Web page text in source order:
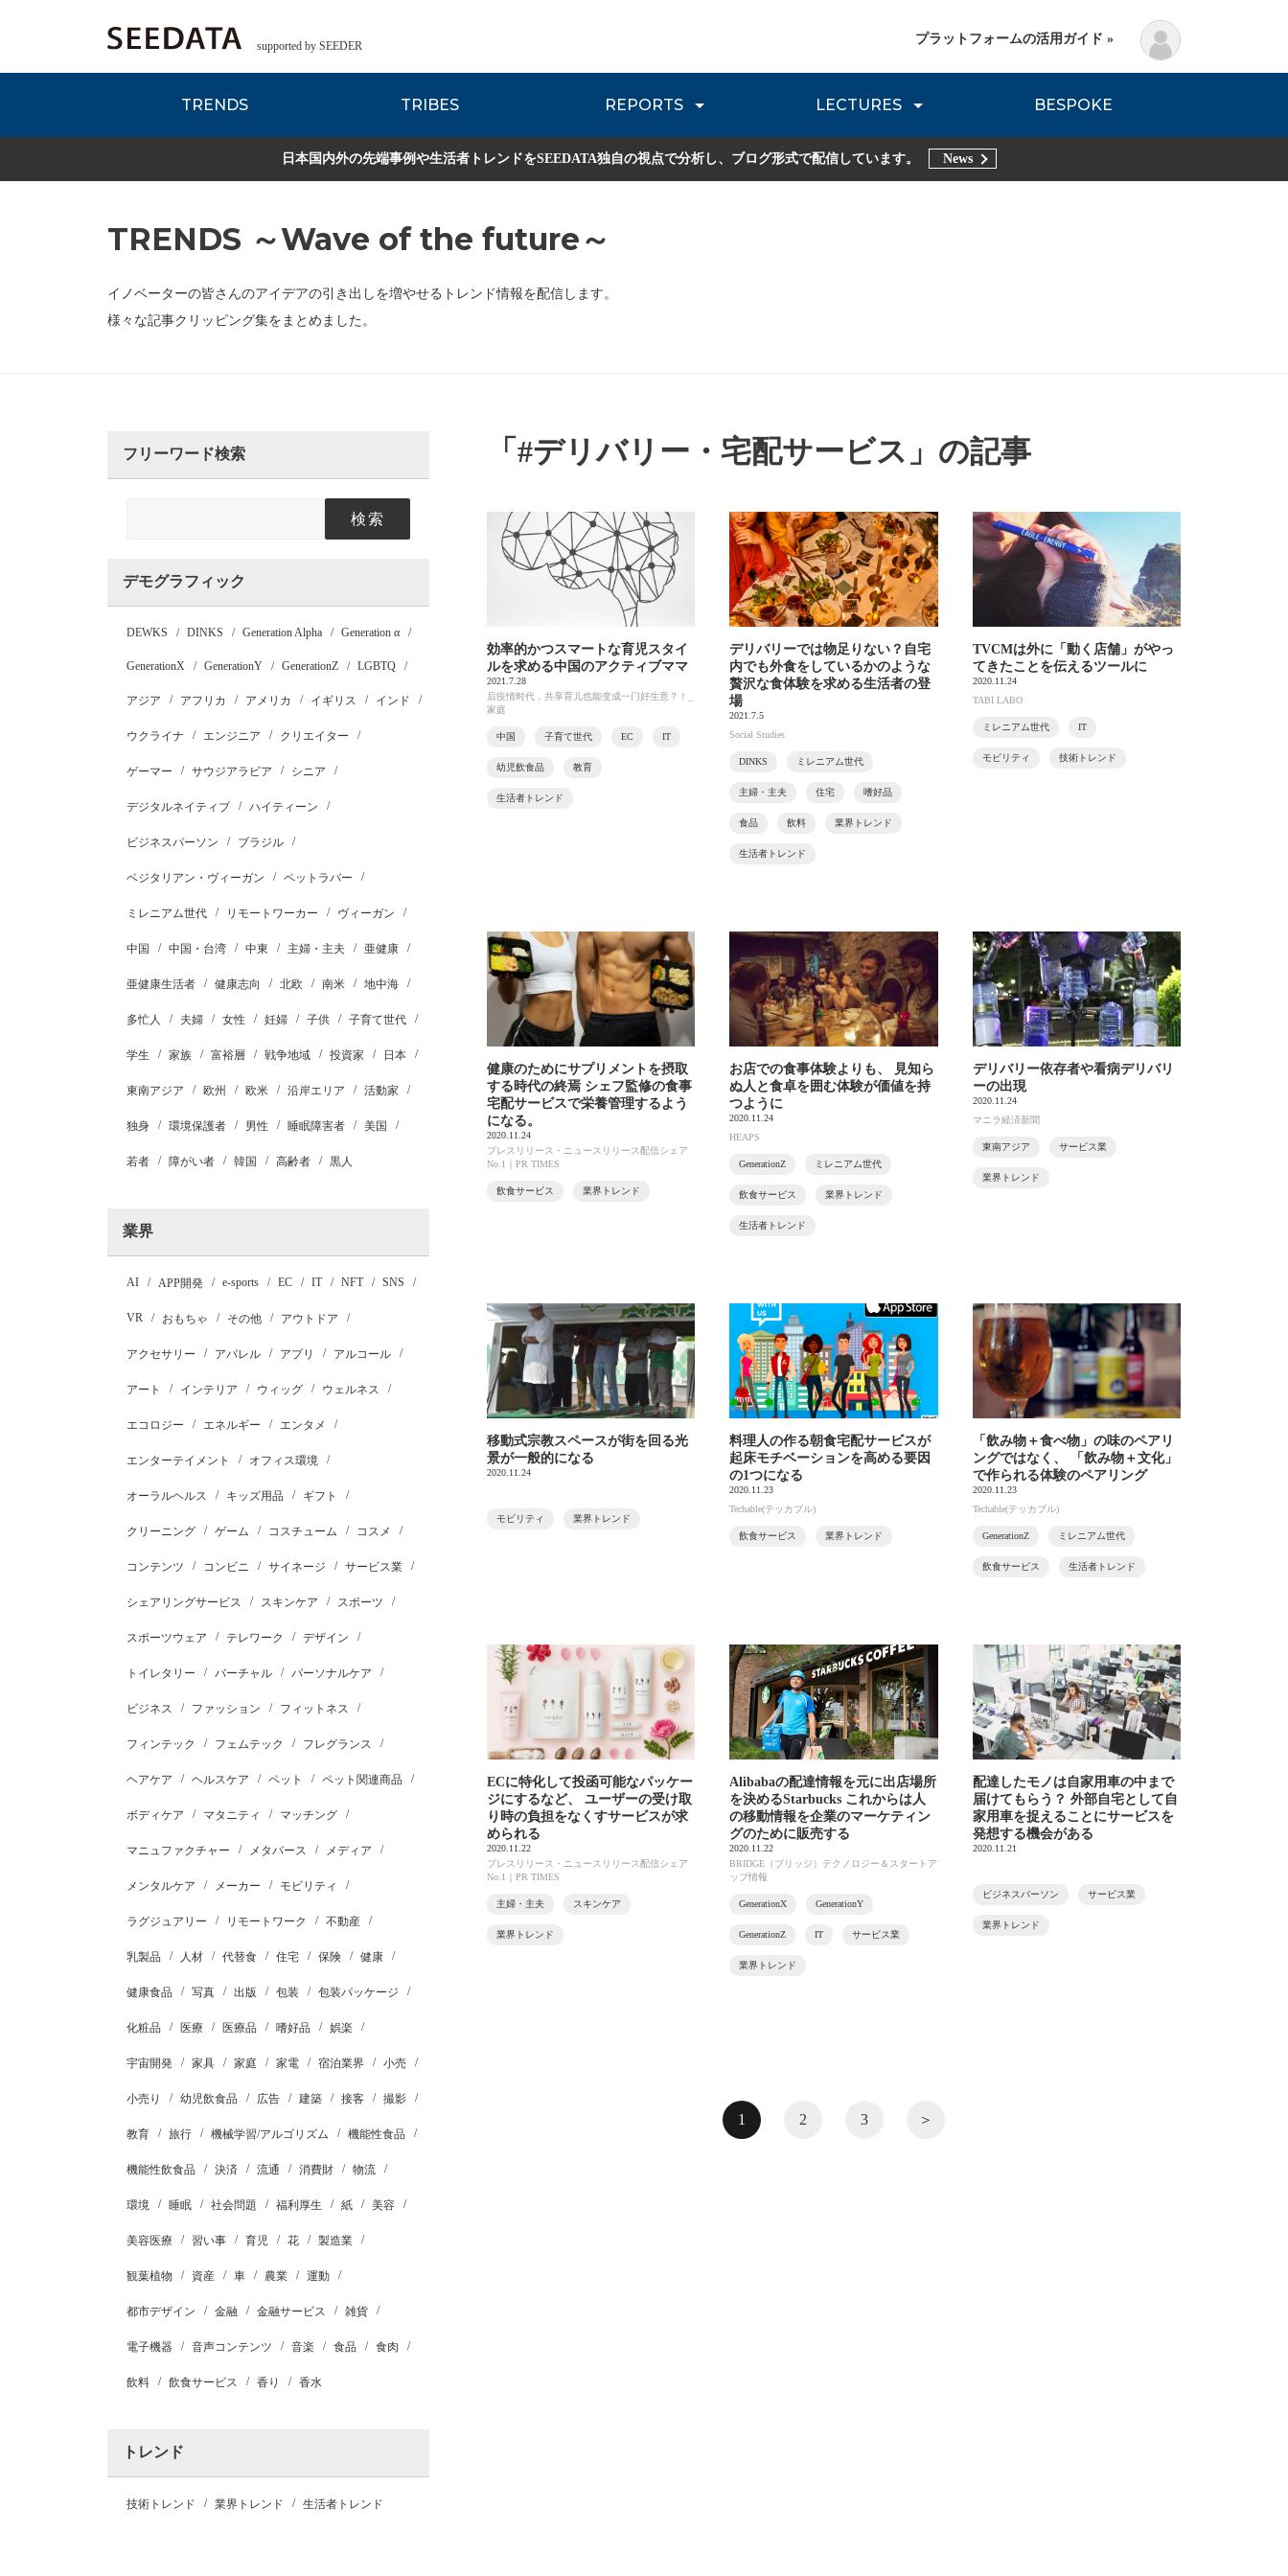
supported by SEEDER
TRENDS TRIBES REPORTS
EDITORIAL REPORT Zsレポート 流通レポート JOURNEY REVIEW DNVB REPORT TRIBE REPORTS
LECTURES
各種データのご紹介 Planning Method
BESPOKE
プラットフォームの活用ガイド »
日本国内外の先端事例や生活者トレンドをSEEDATA独自の視点で分析し、ブログ形式で配信しています。 News
TRENDS ～Wave of the future～
イノベーターの皆さんのアイデアの引き出しを増やせるトレンド情報を配信します。
様々な記事クリッピング集をまとめました。
フリーワード検索
検索
デモグラフィック
DEWKS DINKS Generation Alpha Generation α
GenerationX GenerationY GenerationZ LGBTQ
アジア アフリカ アメリカ イギリス インド
ウクライナ エンジニア クリエイター
ゲーマー サウジアラビア シニア
デジタルネイティブ ハイティーン
ビジネスパーソン ブラジル
ベジタリアン・ヴィーガン ペットラバー
ミレニアム世代 リモートワーカー ヴィーガン
中国 中国・台湾 中東 主婦・主夫 亜健康
亜健康生活者 健康志向 北欧 南米 地中海
多忙人 夫婦 女性 妊婦 子供 子育て世代
学生 家族 富裕層 戦争地域 投資家 日本
東南アジア 欧州 欧米 沿岸エリア 活動家
独身 環境保護者 男性 睡眠障害者 美国
若者 障がい者 韓国 高齢者 黒人
業界
AI APP開発 e-sports EC IT NFT SNS
VR おもちゃ その他 アウトドア
アクセサリー アパレル アプリ アルコール
アート インテリア ウィッグ ウェルネス
エコロジー エネルギー エンタメ
エンターテイメント オフィス環境
オーラルヘルス キッズ用品 ギフト
クリーニング ゲーム コスチューム コスメ
コンテンツ コンビニ サイネージ サービス業
シェアリングサービス スキンケア スポーツ
スポーツウェア テレワーク デザイン
トイレタリー バーチャル パーソナルケア
ビジネス ファッション フィットネス
フィンテック フェムテック フレグランス
ヘアケア ヘルスケア ペット ペット関連商品
ボディケア マタニティ マッチング
マニュファクチャー メタバース メディア
メンタルケア メーカー モビリティ
ラグジュアリー リモートワーク 不動産
乳製品 人材 代替食 住宅 保険 健康
健康食品 写真 出版 包装 包装パッケージ
化粧品 医療 医療品 嗜好品 娯楽
宇宙開発 家具 家庭 家電 宿泊業界 小売
小売り 幼児飲食品 広告 建築 接客 撮影
教育 旅行 機械学習/アルゴリズム 機能性食品
機能性飲食品 決済 流通 消費財 物流
環境 睡眠 社会問題 福利厚生 紙 美容
美容医療 習い事 育児 花 製造業
観葉植物 資産 車 農業 運動
都市デザイン 金融 金融サービス 雑貨
電子機器 音声コンテンツ 音楽 食品 食肉
飲料 飲食サービス 香り 香水
トレンド
技術トレンド 業界トレンド 生活者トレンド
「#デリバリー・宅配サービス」の記事
効率的かつスマートな育児スタイ
ルを求める中国のアクティブママ
2021.7.28
后疫情时代，共享育儿也能变成一门好生意？！_
家庭
中国 子育て世代 EC IT
幼児飲食品 教育
生活者トレンド
デリバリーでは物足りない？自宅
内でも外食をしているかのような
贅沢な食体験を求める生活者の登
場
2021.7.5
Social Studies
DINKS ミレニアム世代
主婦・主夫 住宅 嗜好品
食品 飲料 業界トレンド
生活者トレンド
TVCMは外に「動く店舗」がやっ
てきたことを伝えるツールに
2020.11.24
TABI LABO
ミレニアム世代 IT
モビリティ 技術トレンド
健康のためにサプリメントを摂取
する時代の終焉 シェフ監修の食事
宅配サービスで栄養管理するよう
になる。
2020.11.24
プレスリリース・ニュースリリース配信シェア
No.1｜PR TIMES
飲食サービス 業界トレンド
お店での食事体験よりも、 見知ら
ぬ人と食卓を囲む体験が価値を持
つように
2020.11.24
HEAPS
GenerationZ ミレニアム世代
飲食サービス 業界トレンド
生活者トレンド
デリバリー依存者や看病デリバリ
ーの出現
2020.11.24
マニラ経済新聞
東南アジア サービス業
業界トレンド
移動式宗教スペースが街を回る光
景が一般的になる
2020.11.24
モビリティ 業界トレンド
料理人の作る朝食宅配サービスが
起床モチベーションを高める要因
の1つになる
2020.11.23
Techable(テッカブル)
飲食サービス 業界トレンド
「飲み物＋食べ物」の味のペアリ
ングではなく、 「飲み物＋文化」
で作られる体験のペアリング
2020.11.23
Techable(テッカブル)
GenerationZ ミレニアム世代
飲食サービス 生活者トレンド
ECに特化して投函可能なパッケー
ジにするなど、 ユーザーの受け取
り時の負担をなくすサービスが求
められる
2020.11.22
プレスリリース・ニュースリリース配信シェア
No.1｜PR TIMES
主婦・主夫 スキンケア
業界トレンド
Alibabaの配達情報を元に出店場所
を決めるStarbucks これからは人
の移動情報を企業のマーケティン
グのために販売する
2020.11.22
BRIDGE（ブリッジ）テクノロジー＆スタートア
ップ情報
GenerationX GenerationY
GenerationZ IT サービス業
業界トレンド
配達したモノは自家用車の中まで
届けてもらう？ 外部自宅として自
家用車を捉えることにサービスを
発想する機会がある
2020.11.21
ビジネスパーソン サービス業
業界トレンド
1 2 3 ＞